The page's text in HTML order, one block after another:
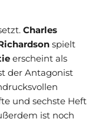
Charles
spielt
erscheint als
der Antagonist
und sechste Heft
ist noch